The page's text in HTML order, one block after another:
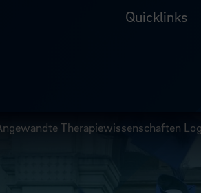
Quicklinks
Therapiewissenschaften